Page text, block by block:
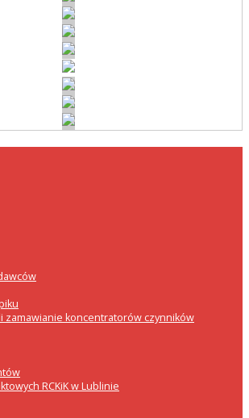
zamawianie koncentratorów czynników
RCKiK w Lublinie